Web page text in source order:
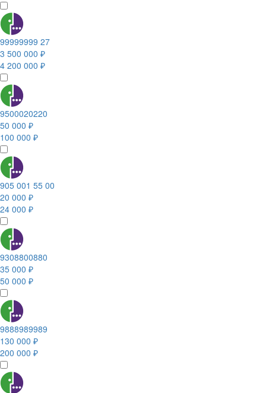
99999999 27
3 500 000 ₽
4 200 000 ₽
9500020220
50 000 ₽
100 000 ₽
905 001 55 00
20 000 ₽
24 000 ₽
9308800880
35 000 ₽
50 000 ₽
9888989989
130 000 ₽
200 000 ₽